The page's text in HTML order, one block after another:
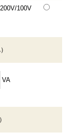
100V
VA